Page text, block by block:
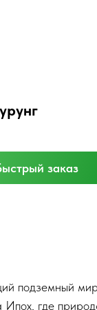
заказ
подземный
где